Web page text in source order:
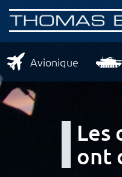
Avionique
Les
ont